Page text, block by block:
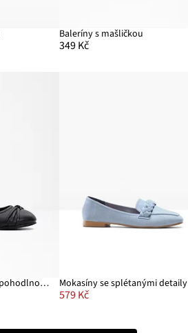
Baleríny s mašličkou
349 Kč
Komfortní baleríny s pohodlnou šířkou Mokasíny se splétanými detaily
579 Kč